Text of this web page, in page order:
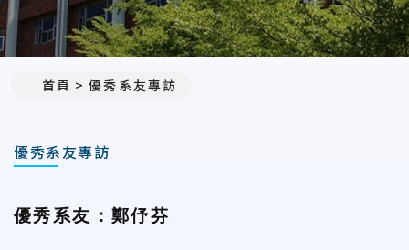
首頁 優秀系友專訪
優秀系友專訪
優秀系友：鄭伃芬